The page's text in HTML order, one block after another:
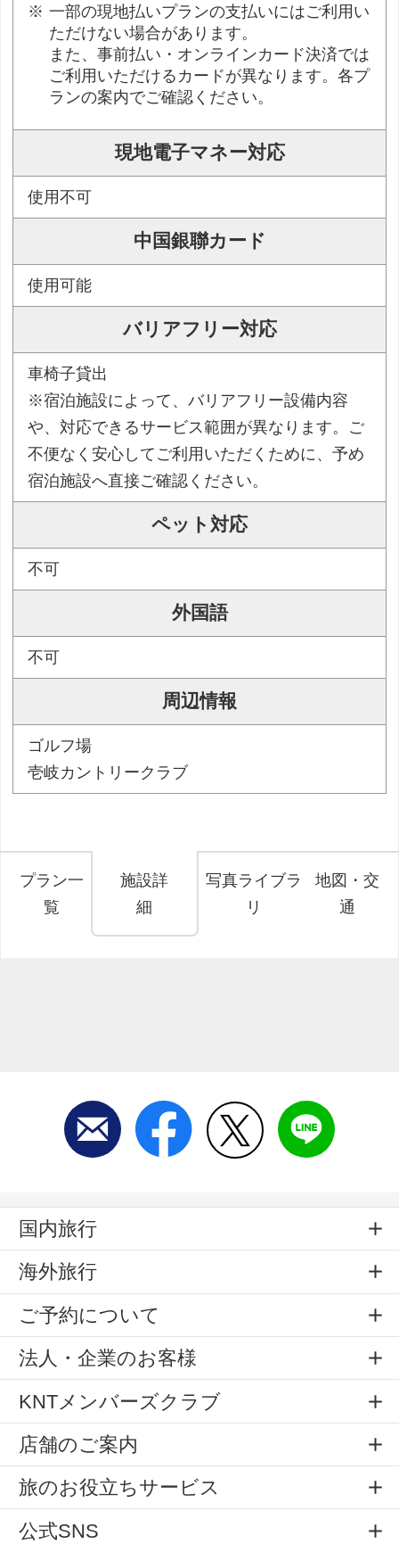
一部の現地払いプランの支払いにはご利用い
ただけない場合があります。
また、事前払い・オンラインカード決済では
ご利用いただけるカードが異なります。各プ
ランの案内でご確認ください。
現地電子マネー対応
使用不可
中国銀聯カード
使用可能
バリアフリー対応
車椅子貸出
※宿泊施設によって、バリアフリー設備内容
や、対応できるサービス範囲が異なります。ご
不便なく安心してご利用いただくために、予め
宿泊施設へ直接ご確認ください。
ペット対応
不可
外国語
不可
周辺情報
ゴルフ場
壱岐カントリークラブ
プラン一
覧
施設詳
細
写真ライブラ
リ
地図・交
通
国内旅行
海外旅行
ご予約について
法人・企業のお客様
KNTメンバーズクラブ
店舗のご案内
旅のお役立ちサービス
公式SNS